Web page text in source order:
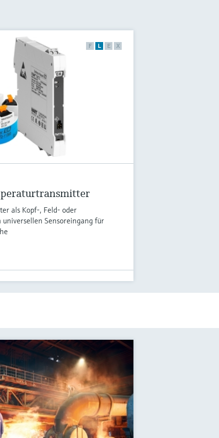
F L E X
als Kopf-, Feld- oder
Sensoreingang für